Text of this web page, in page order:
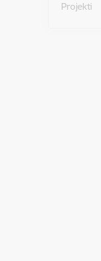
Projekti